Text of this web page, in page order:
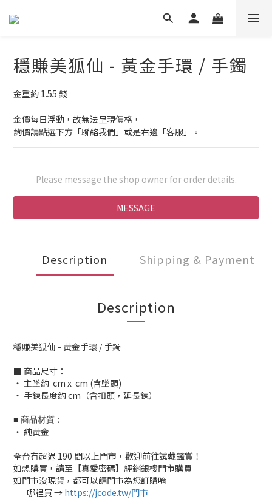
穩賺美狐仙 - 黃金手環 / 手鐲
金重約 1.55 錢
金價每日浮動，故無法呈現價格，
詢價請點選下方「聯絡我們」或是右邊「客服」。
Please message the shop owner for order details.
MESSAGE
Description Shipping & Payment
Description
穩賺美狐仙 - 黃金手環 / 手鐲
■ 商品尺寸：
‧ 主墜約 cm x cm (含墜頭)
‧ 手鍊長度約 cm（含扣頭，延長鍊）
■ 商品材質：
‧ 純黃金
全台有超過 190 間以上門市，歡迎前往試戴鑑賞！
如想購買，請至【真愛密碼】經銷銀樓門市購買
如門市沒現貨，都可以請門市為您訂購唷
哪裡買 → https://jcode.tw/門市